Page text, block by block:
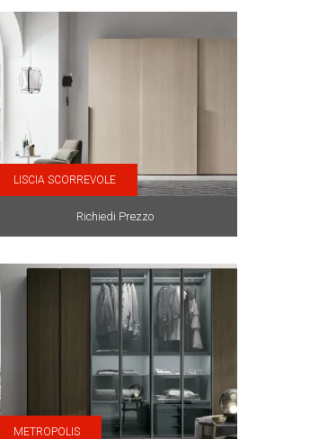
LISCIA SCORREVOLE
Richiedi Prezzo
METROPOLIS